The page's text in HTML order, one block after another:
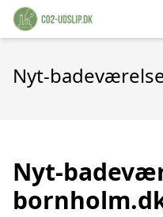
Nyt-
Nyt-